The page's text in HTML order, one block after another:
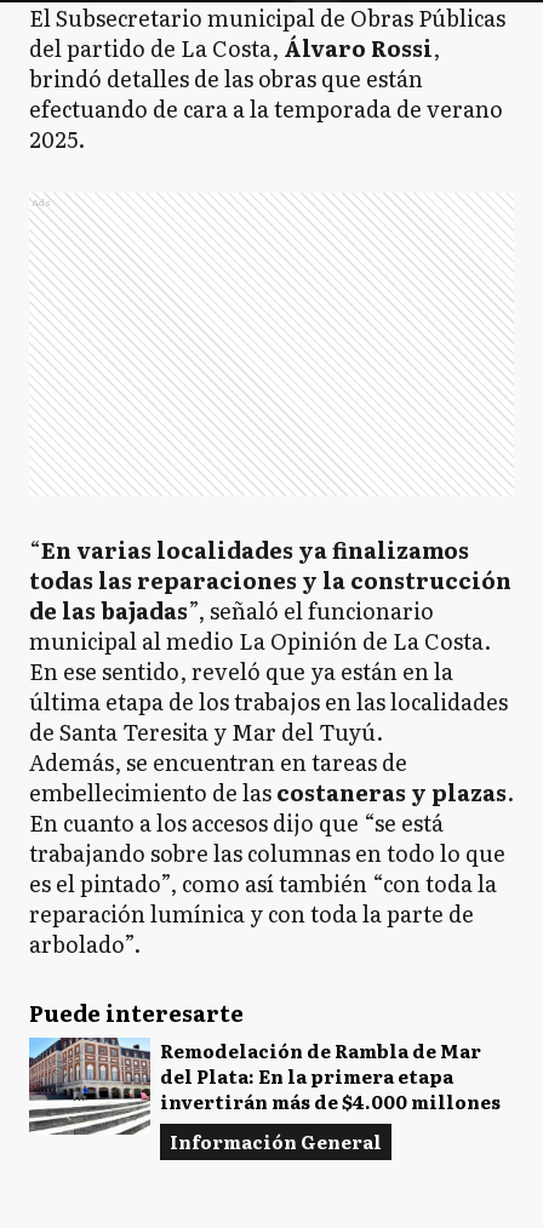
El Subsecretario municipal de Obras Públicas
del partido de La Costa, Álvaro Rossi,
brindó detalles de las obras que están
efectuando de cara a la temporada de verano
2025.
Ads
“En varias localidades ya finalizamos
todas las reparaciones y la construcción
de las bajadas”, señaló el funcionario
municipal al medio La Opinión de La Costa.
En ese sentido, reveló que ya están en la
última etapa de los trabajos en las localidades
de Santa Teresita y Mar del Tuyú.
Además, se encuentran en tareas de
embellecimiento de lascostaneras y plazas.
En cuanto a los accesos dijo que “se está
trabajando sobre las columnas en todo lo que
es el pintado”, como así también “con toda la
reparación lumínica y con toda la parte de
arbolado”.
Puede interesarte
Remodelación de Rambla de Mar
del Plata: En la primera etapa
invertirán más de $4.000 millones
Información General